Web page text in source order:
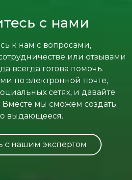
с нами
к нам с вопросами,
или отзывами
всегда готова помочь.
по электронной почте,
сетях, и давайте
Вместе мы сможем создать
выдающееся.
с нашим экспертом